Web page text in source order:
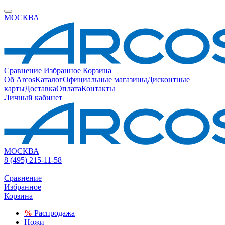
МОСКВА
Сравнение Избранное Корзина
Об ArcosКаталогОфициальные магазиныДисконтные
картыДоставкаОплатаКонтакты
Личный кабинет
МОСКВА
8 (495) 215-11-58
Сравнение
Избранное
Корзина
% Распродажа
Ножи